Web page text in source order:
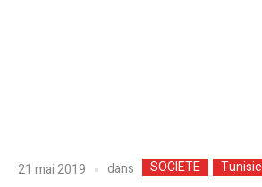
21 mai 2019 dans SOCIETE Tunisie